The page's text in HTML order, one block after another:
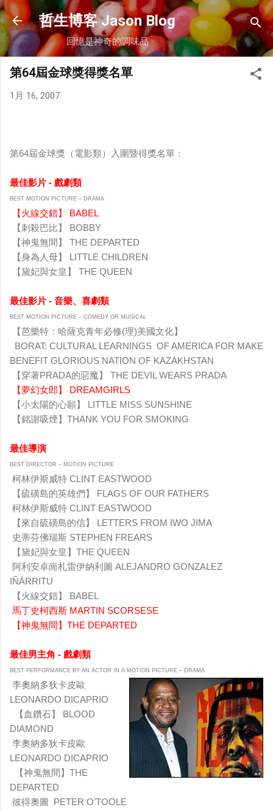
跳到主要內容
哲生博客 Jason Blog
回憶是神奇的調味品
第64屆金球獎得獎名單
1月 16, 2007
第64屆金球獎（電影類）入圍暨得獎名單：
最佳影片 - 戲劇類
BEST MOTION PICTURE – DRAMA
【火線交錯】 BABEL
【刺殺巴比】 BOBBY
【神鬼無間】 THE DEPARTED
【身為人母】 LITTLE CHILDREN
【黛妃與女皇】 THE QUEEN
最佳影片 - 音樂、喜劇類
BEST MOTION PICTURE – COMEDY OR MUSICAL
【芭樂特：哈薩克青年必修(理)美國文化】
BORAT: CULTURAL LEARNINGS OF AMERICA FOR MAKE
BENEFIT GLORIOUS NATION OF KAZAKHSTAN
【穿著PRADA的惡魔】 THE DEVIL WEARS PRADA
【夢幻女郎】 DREAMGIRLS
【小太陽的心願】 LITTLE MISS SUNSHINE
【銘謝吸煙】THANK YOU FOR SMOKING
最佳導演
BEST DIRECTOR – MOTION PICTURE
柯林伊斯威特 CLINT EASTWOOD
【硫磺島的英雄們】 FLAGS OF OUR FATHERS
柯林伊斯威特 CLINT EASTWOOD
【來自硫磺島的信】 LETTERS FROM IWO JIMA
史蒂芬佛瑞斯 STEPHEN FREARS
【黛妃與女皇】THE QUEEN
阿利安卓崗札雷伊納利圖 ALEJANDRO GONZALEZ
IÑÁRRITU
【火線交錯】 BABEL
馬丁史柯西斯 MARTIN SCORSESE
【神鬼無間】THE DEPARTED
最佳男主角 - 戲劇類
BEST PERFORMANCE BY AN ACTOR IN A MOTION PICTURE – DRAMA
李奧納多狄卡皮歐
LEONARDO DICAPRIO
【血鑽石】 BLOOD
DIAMOND
李奧納多狄卡皮歐
LEONARDO DICAPRIO
【神鬼無間】THE
DEPARTED
彼得奧圖 PETER O’TOOLE